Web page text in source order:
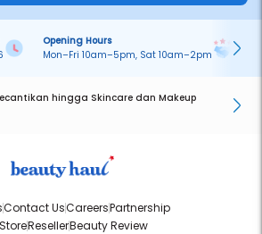
Opening Hours
Mon–Fri 10am–5pm, Sat 10am–2pm
hingga Skincare dan Makeup
Contact UsCareersPartnership
ResellerBeauty Review